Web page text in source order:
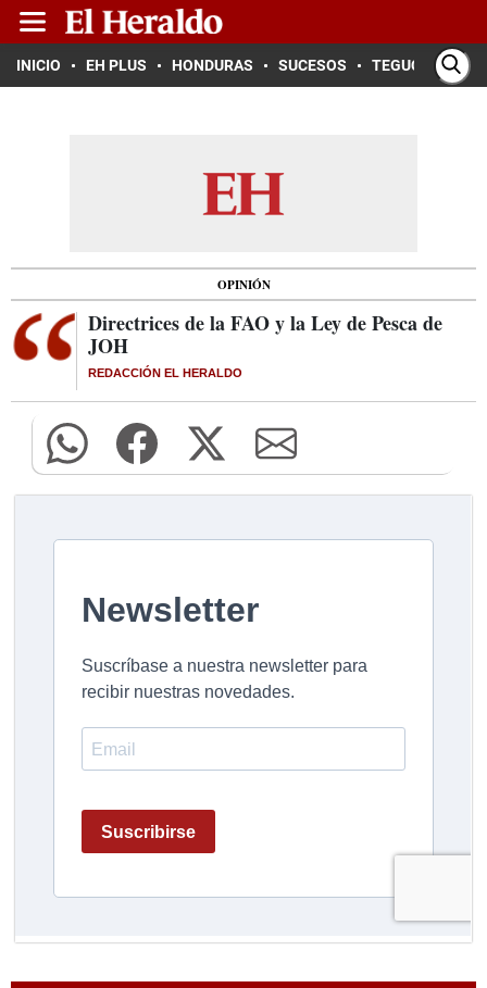
INICIO EH PLUS HONDURAS SUCESOS TEGUCIGALPA
OPINIÓN
Directrices de la FAO y la Ley de Pesca de
JOH
REDACCIÓN EL HERALDO